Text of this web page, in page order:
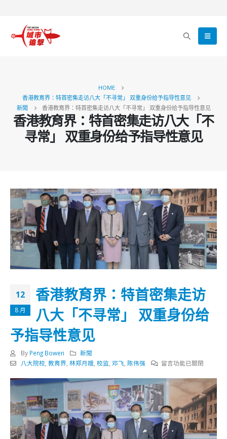
HOME
香港教育界：特首密集走访八大「不寻常」 双重身份给予指导性意见
新聞
香港教育界：特首密集走访八大「不寻常」 双重身份给予指导性意见
香港教育界：特首密集走访八大「不
寻常」 双重身份给予指导性意见
12
8 月
香港教育界：特首密集走访
八大「不寻常」 双重身份给
予指导性意见
By Peng Bowen
新聞
八大院校, 教育界, 林郑月娥, 校监, 邓飞, 陈伟强
在
港
教
育
界：
特
首
留言功能已關閉